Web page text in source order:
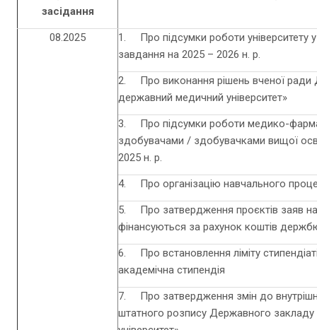
засідання
08.2025
1. Про підсумки роботи університету
завдання на 2025 – 2026 н. р.
2. Про виконання рішень вченої ради
державний медичний університет»
3. Про підсумки роботи медико-
здобувачами / здобувачками вищої
2025 н. р.
4. Про організацію навчального
5. Про затвердження проєктів заяв
фінансуються за рахунок коштів
6. Про встановлення ліміту
академічна стипендія
7. Про затвердження змін до
штатного розпису Державного